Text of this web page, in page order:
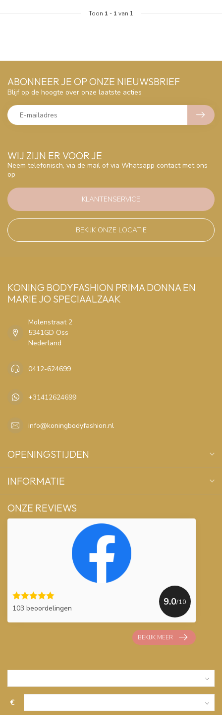
Toon 1 - 1 van 1
WIJ ZIJN ER VOOR JE
Neem telefonisch, via de mail of via Whatsapp contact met ons
op
KLANTENSERVICE
BEKIJK ONZE LOCATIE
ABONNEER JE OP ONZE NIEUWSBRIEF
Blijf op de hoogte over onze laatste acties
KONING BODYFASHION PRIMA DONNA EN
MARIE JO SPECIAALZAAK
Molenstraat 2
5341GD Oss
Nederland
0412-624699
+31412624699
info@koningbodyfashion.nl
OPENINGSTIJDEN
INFORMATIE
ONZE REVIEWS
103 beoordelingen
9.0/10
BEKIJK MEER
€